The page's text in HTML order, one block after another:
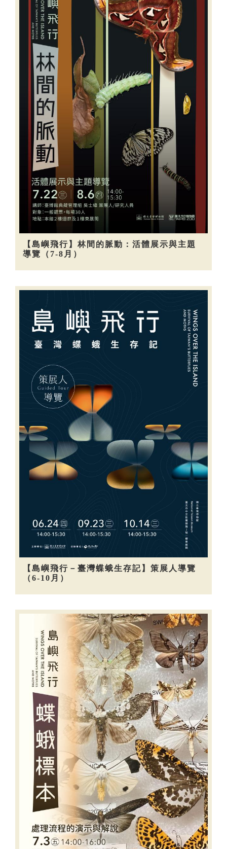
【島嶼飛行】林間的脈動：活體展示與主題
導覽（7-8月）
【島嶼飛行－臺灣蝶蛾生存記】策展人導覽
（6-10月）